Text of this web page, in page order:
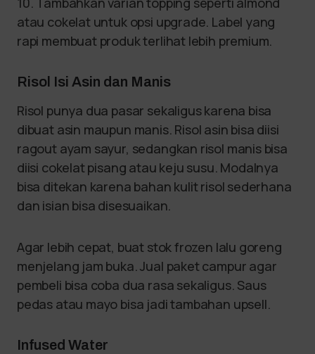
atau cokelat untuk opsi upgrade. Label yang
rapi membuat produk terlihat lebih premium.
Risol Isi Asin dan Manis
Risol punya dua pasar sekaligus karena bisa
dibuat asin maupun manis. Risol asin bisa diisi
ragout ayam sayur, sedangkan risol manis bisa
diisi cokelat pisang atau keju susu. Modalnya
bisa ditekan karena bahan kulit risol sederhana
dan isian bisa disesuaikan.
Agar lebih cepat, buat stok frozen lalu goreng
menjelang jam buka. Jual paket campur agar
pembeli bisa coba dua rasa sekaligus. Saus
pedas atau mayo bisa jadi tambahan upsell.
Infused Water